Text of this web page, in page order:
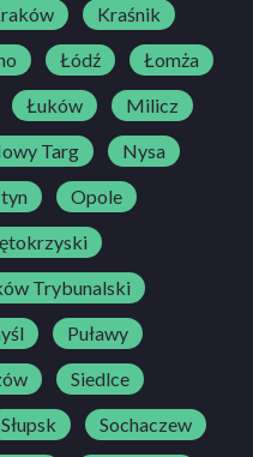
Kraśnik
Łódź
Łomża
Łuków
Milicz
Targ
Nysa
Opole
Trybunalski
Puławy
Siedlce
Słupsk Sochaczew